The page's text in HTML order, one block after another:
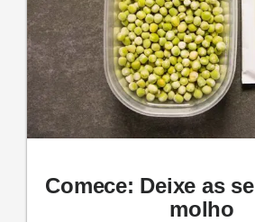
Comece: Deixe as
molho